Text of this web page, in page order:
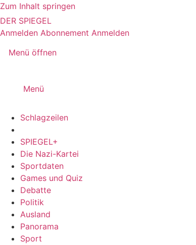
Zum Inhalt springen
DER SPIEGEL
Anmelden Abonnement Anmelden
Menü öffnen
Menü
Schlagzeilen
SPIEGEL+
Die Nazi-Kartei
Sportdaten
Games und Quiz
Debatte
Politik
Ausland
Panorama
Sport